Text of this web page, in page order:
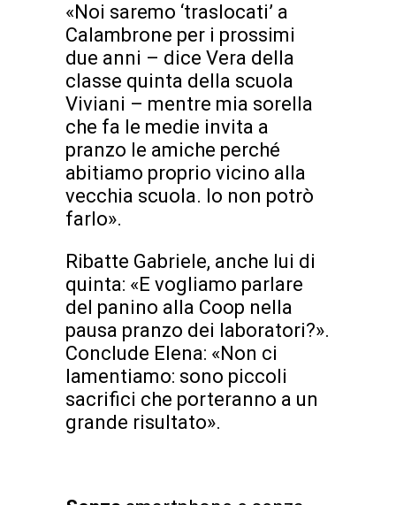
«Noi saremo ‘traslocati’ a
Calambrone per i prossimi
due anni – dice Vera della
classe quinta della scuola
Viviani – mentre mia sorella
che fa le medie invita a
pranzo le amiche perché
abitiamo proprio vicino alla
vecchia scuola. Io non potrò
farlo».
Ribatte Gabriele, anche lui di
quinta: «E vogliamo parlare
del panino alla Coop nella
pausa pranzo dei laboratori?».
Conclude Elena: «Non ci
lamentiamo: sono piccoli
sacrifici che porteranno a un
grande risultato».